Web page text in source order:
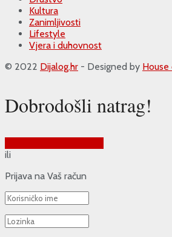
Kultura
Zanimljivosti
Lifestyle
Vjera i duhovnost
© 2022 Dijalog.hr - Designed by
Dobrodošli natrag!
ili
Prijava na Vaš račun